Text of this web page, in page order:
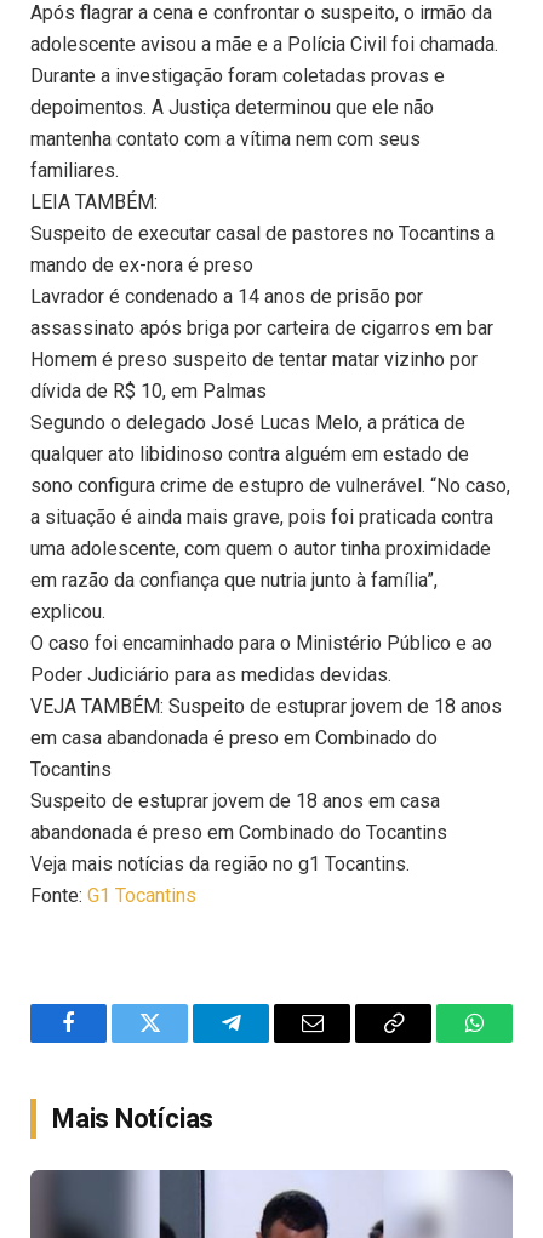
Após flagrar a cena e confrontar o suspeito, o irmão da
adolescente avisou a mãe e a Polícia Civil foi chamada.
Durante a investigação foram coletadas provas e
depoimentos. A Justiça determinou que ele não
mantenha contato com a vítima nem com seus
familiares.
LEIA TAMBÉM:
Suspeito de executar casal de pastores no Tocantins a
mando de ex-nora é preso
Lavrador é condenado a 14 anos de prisão por
assassinato após briga por carteira de cigarros em bar
Homem é preso suspeito de tentar matar vizinho por
dívida de R$ 10, em Palmas
Segundo o delegado José Lucas Melo, a prática de
qualquer ato libidinoso contra alguém em estado de
sono configura crime de estupro de vulnerável. “No caso,
a situação é ainda mais grave, pois foi praticada contra
uma adolescente, com quem o autor tinha proximidade
em razão da confiança que nutria junto à família”,
explicou.
O caso foi encaminhado para o Ministério Público e ao
Poder Judiciário para as medidas devidas.
VEJA TAMBÉM: Suspeito de estuprar jovem de 18 anos
em casa abandonada é preso em Combinado do
Tocantins
Suspeito de estuprar jovem de 18 anos em casa
abandonada é preso em Combinado do Tocantins
Veja mais notícias da região no g1 Tocantins.
Fonte: G1 Tocantins
FacebookTwitter TelegramEmail
Copy
Mais Notícias